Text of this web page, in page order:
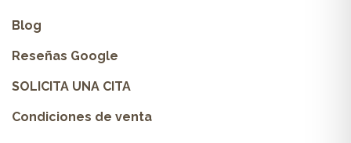
Blog
Reseñas Google
SOLICITA UNA CITA
Condiciones de venta